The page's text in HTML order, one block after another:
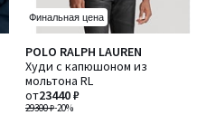
Финальная цена
POLO RALPH LAUREN
Худи с капюшоном из
мольтона RL
29300 ₽-20%
от23440 ₽
4,4
/ 5
Количество
цветов:
2